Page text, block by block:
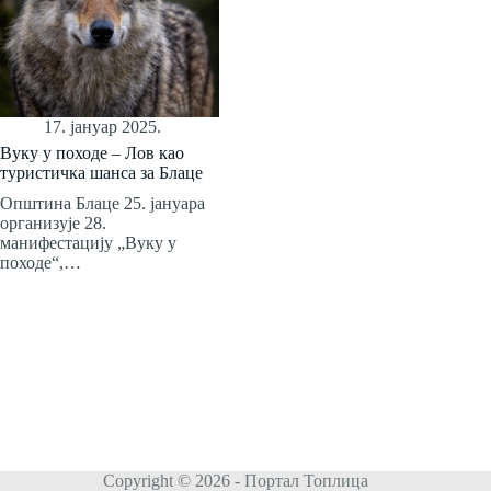
17. јануар 2025.
Вуку у походе – Лов као
туристичка шанса за Блаце
Општина Блаце 25. јануара
организује 28.
манифестацију „Вуку у
походе“,…
Copyright © 2026 - Портал Топлица